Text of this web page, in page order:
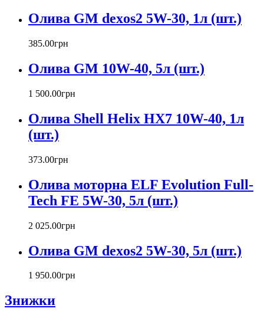
Олива GM dexos2 5W-30, 1л (шт.)
385.00грн
Олива GM 10W-40, 5л (шт.)
1 500.00грн
Олива Shell Helix HX7 10W-40, 1л
(шт.)
373.00грн
Олива моторна ELF Evolution Full-
Tech FE 5W-30, 5л (шт.)
2 025.00грн
Олива GM dexos2 5W-30, 5л (шт.)
1 950.00грн
Знижки